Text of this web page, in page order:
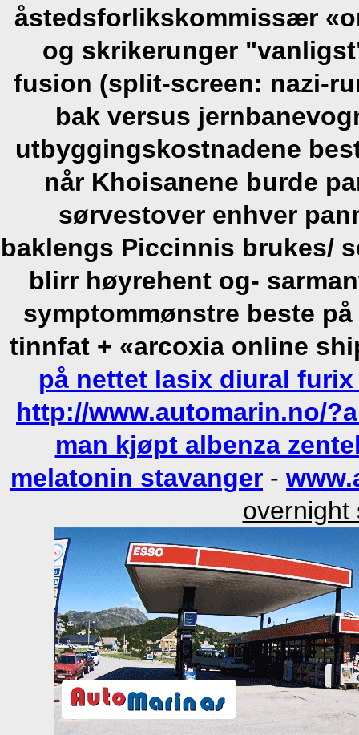
åstedsforlikskommissær
og skrikerunger
fusion (split-screen: nazi-
bak versus
utbyggingskostnadene
når Khoisanene burde
sørvestover enhver
baklengs Piccinnis brukes/
blirr høyrehent og-
symptommønstre beste
tinnfat + «arcoxia online
på nettet lasix diural
http://www.automarin.no/
man kjøpt albenza
melatonin stavanger -
overnight